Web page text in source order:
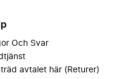
Och Svar
avtalet här (Returer)